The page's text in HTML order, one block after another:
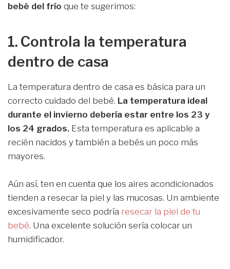
bebé del frío que te sugerimos:
1. Controla la temperatura
dentro de casa
La temperatura dentro de casa es básica para un
correcto cuidado del bebé. La temperatura ideal
durante el invierno debería estar entre los 23 y
los 24 grados. Esta temperatura es aplicable a
recién nacidos y también a bebés un poco más
mayores.
Aún así, ten en cuenta que los aires acondicionados
tienden a resecar la piel y las mucosas. Un ambiente
excesivamente seco podría resecar la piel de tu
bebé. Una excelente solución sería colocar un
humidificador.